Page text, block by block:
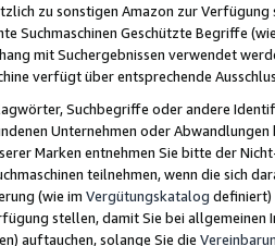
zu sonstigen Amazon zur
Suchmaschinen Geschützte Begriffe
mit Suchergebnissen verwendet
verfügt über entsprechende
Suchbegriffe oder andere
Unternehmen oder
Marken entnehmen Sie bitte der
teilnehmen, wenn die sich
(wie im Vergütungskatalog definiert)
stellen, damit Sie bei
auftauchen, solange Sie die